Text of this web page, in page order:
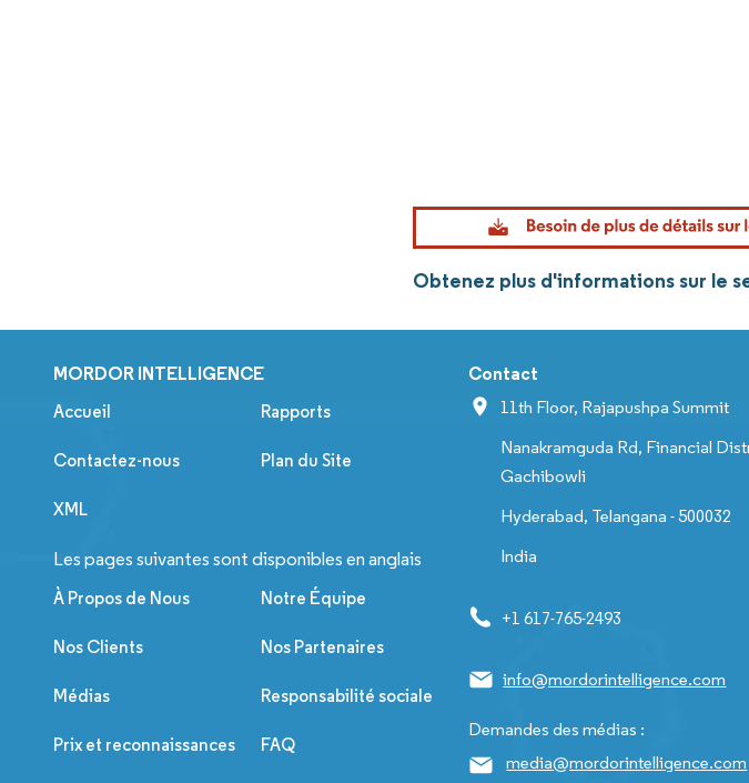
Obtenez plus d'informations sur le
MORDOR INTELLIGENCE
Accueil Rapports
Contactez-nous Plan du Site
XML
Les pages suivantes sont disponibles en anglais
À Propos de Nous Notre Équipe
Nos Clients Nos Partenaires
Médias Responsabilité sociale
Prix et reconnaissances FAQ
Contact
11th Floor, Rajapushpa Summit
Nanakramguda Rd, Financial
Gachibowli
Hyderabad, Telangana - 500032
India
+1 617-765-2493
info@mordorintelligence.com
Demandes des médias :
media@mordorintelligence.com